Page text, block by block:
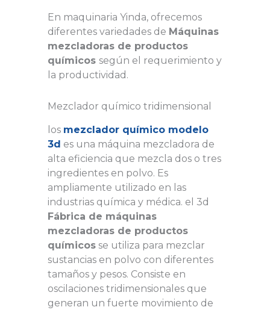
En maquinaria Yinda, ofrecemos
diferentes variedades de Máquinas
mezcladoras de productos
químicos según el requerimiento y
la productividad.
Mezclador químico tridimensional
los mezclador químico modelo
3d es una máquina mezcladora de
alta eficiencia que mezcla dos o tres
ingredientes en polvo. Es
ampliamente utilizado en las
industrias química y médica. el 3d
Fábrica de máquinas
mezcladoras de productos
químicos se utiliza para mezclar
sustancias en polvo con diferentes
tamaños y pesos. Consiste en
oscilaciones tridimensionales que
generan un fuerte movimiento de